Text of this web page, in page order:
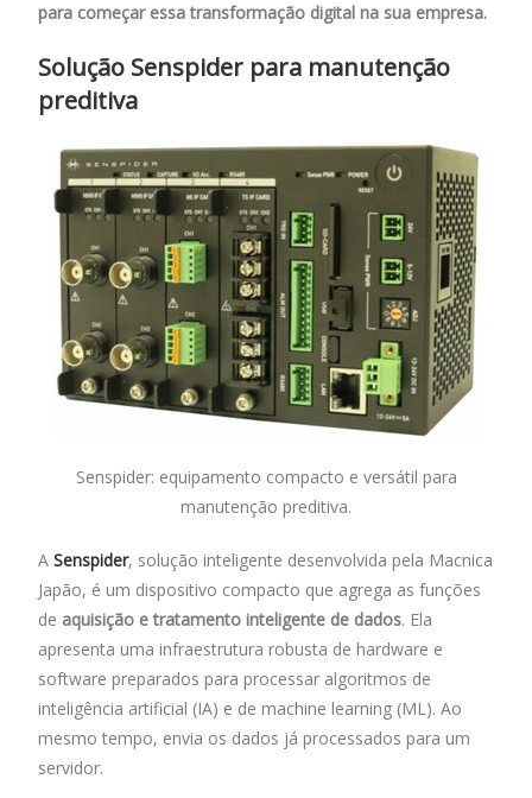
para começar essa transformação digital na sua empresa.
Solução Senspider para manutenção
preditiva
Senspider: equipamento compacto e versátil para
manutenção preditiva.
ASenspider, solução inteligente desenvolvida pela Macnica
Japão, é um dispositivo compacto que agrega as funções
de aquisição e tratamento inteligente de dados. Ela
apresenta uma infraestrutura robusta de hardware e
software preparados para processar algoritmos de
inteligência artificial (IA) e de machine learning (ML). Ao
mesmo tempo, envia os dados já processados para um
servidor.